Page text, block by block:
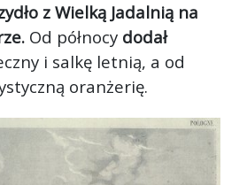
z Wielką Jadalnią na
Od północy dodał
i salkę letnią, a od
oranżerię.